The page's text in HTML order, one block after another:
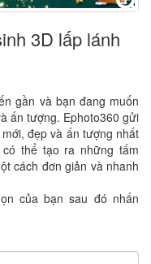
3D lấp lánh
gần và bạn đang muốn
ấn tượng. Ephoto360 gửi
đẹp và ấn tượng nhất
thể tạo ra những tấm
cách đơn giản và nhanh
của bạn sau đó nhấn